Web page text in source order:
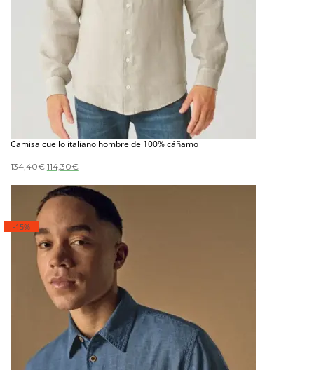
Camisa cuello italiano hombre de 100% cáñamo
134,40€ El
original
era:
134,40€.
114,30€El
actual
es:
114,30€.
-15%